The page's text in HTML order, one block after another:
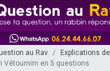
12 nouvelles
2 nouvelles musiques
au Rav
Explications
Vétoumim en 5 questions